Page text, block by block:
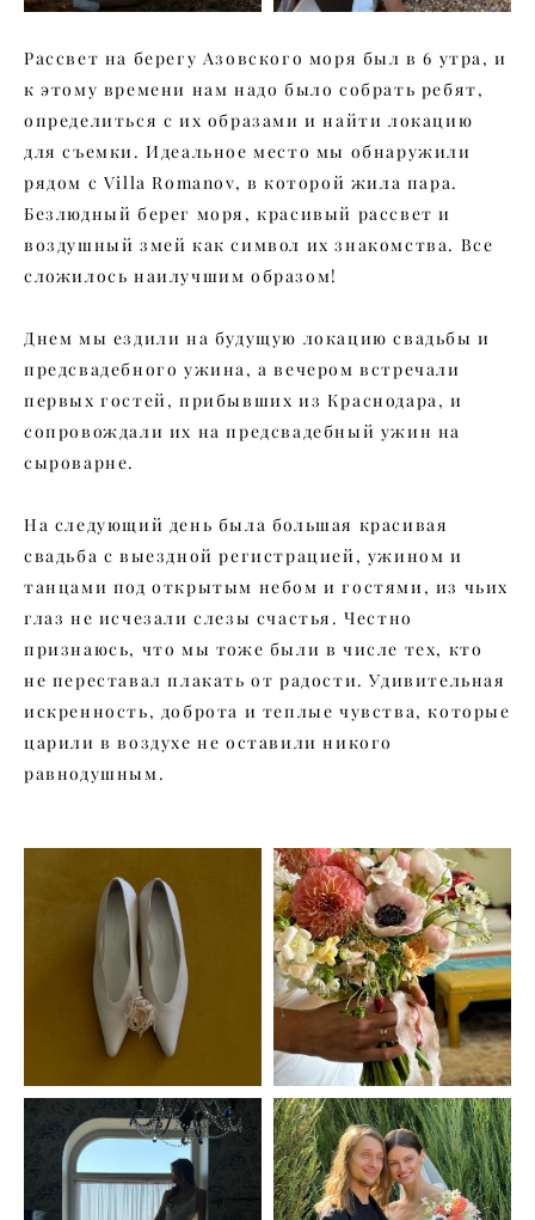
Рассвет на берегу Азовского моря был в 6 утра, и
к этому времени нам надо было собрать ребят,
определиться с их образами и найти локацию
для съемки. Идеальное место мы обнаружили
рядом с Villa Romanov, в которой жила пара.
Безлюдный берег моря, красивый рассвет и
воздушный змей как символ их знакомства. Все
сложилось наилучшим образом!
Днем мы ездили на будущую локацию свадьбы и
предсвадебного ужина, а вечером встречали
первых гостей, прибывших из Краснодара, и
сопровождали их на предсвадебный ужин на
сыроварне.
На следующий день была большая красивая
свадьба с выездной регистрацией, ужином и
танцами под открытым небом и гостями, из чьих
глаз не исчезали слезы счастья. Честно
признаюсь, что мы тоже были в числе тех, кто
не переставал плакать от радости. Удивительная
искренность, доброта и теплые чувства, которые
царили в воздухе не оставили никого
равнодушным.